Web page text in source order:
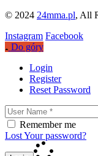
© 2024 24mma.pl, All
Instagram Facebook
Do góry
Login
Register
Reset Password
Remember me
Lost Your password?